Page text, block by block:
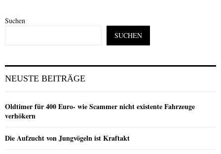
Suchen
SUCHEN
NEUSTE BEITRÄGE
Oldtimer für 400 Euro- wie Scammer nicht existente Fahrzeuge
verhökern
Die Aufzucht von Jungvögeln ist Kraftakt